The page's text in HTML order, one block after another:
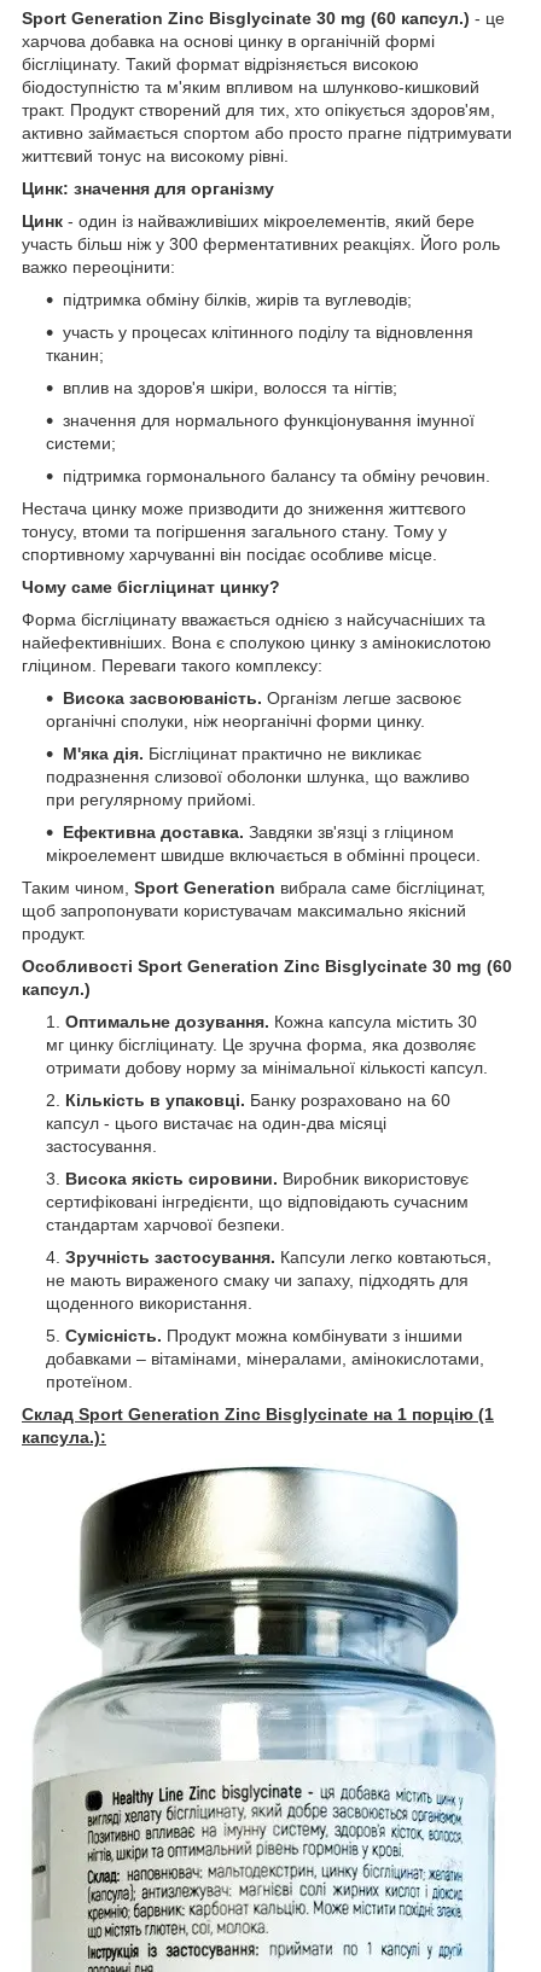
Sport Generation Zinc Bisglycinate 30 mg (60 капсул.) - це
харчова добавка на основі цинку в органічній формі
бісгліцинату. Такий формат відрізняється високою
біодоступністю та м'яким впливом на шлунково-кишковий
тракт. Продукт створений для тих, хто опікується здоров'ям,
активно займається спортом або просто прагне підтримувати
життєвий тонус на високому рівні.
Цинк: значення для організму
Цинк - один із найважливіших мікроелементів, який бере
участь більш ніж у 300 ферментативних реакціях. Його роль
важко переоцінити:
підтримка обміну білків, жирів та вуглеводів;
участь у процесах клітинного поділу та відновлення
тканин;
вплив на здоров'я шкіри, волосся та нігтів;
значення для нормального функціонування імунної
системи;
підтримка гормонального балансу та обміну речовин.
Нестача цинку може призводити до зниження життєвого
тонусу, втоми та погіршення загального стану. Тому у
спортивному харчуванні він посідає особливе місце.
Чому саме бісгліцинат цинку?
Форма бісгліцинату вважається однією з найсучасніших та
найефективніших. Вона є сполукою цинку з амінокислотою
гліцином. Переваги такого комплексу:
Висока засвоюваність. Організм легше засвоює
органічні сполуки, ніж неорганічні форми цинку.
М'яка дія. Бісгліцинат практично не викликає
подразнення слизової оболонки шлунка, що важливо
при регулярному прийомі.
Ефективна доставка. Завдяки зв'язці з гліцином
мікроелемент швидше включається в обмінні процеси.
Таким чином, Sport Generation вибрала саме бісгліцинат,
щоб запропонувати користувачам максимально якісний
продукт.
Особливості Sport Generation Zinc Bisglycinate 30 mg (60
капсул.)
Оптимальне дозування. Кожна капсула містить 30
мг цинку бісгліцинату. Це зручна форма, яка дозволяє
отримати добову норму за мінімальної кількості капсул.
Кількість в упаковці. Банку розраховано на 60
капсул - цього вистачає на один-два місяці
застосування.
Висока якість сировини. Виробник використовує
сертифіковані інгредієнти, що відповідають сучасним
стандартам харчової безпеки.
Зручність застосування. Капсули легко ковтаються,
не мають вираженого смаку чи запаху, підходять для
щоденного використання.
Сумісність. Продукт можна комбінувати з іншими
добавками – вітамінами, мінералами, амінокислотами,
протеїном.
Склад Sport Generation Zinc Bisglycinate на 1 порцію (1
капсула.):